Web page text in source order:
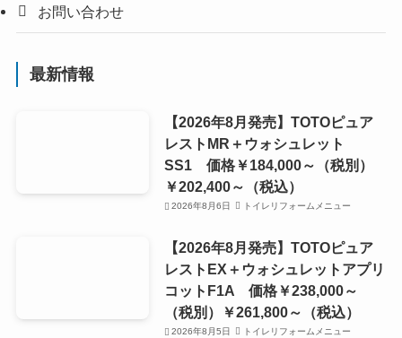
お問い合わせ
最新情報
【2026年8月発売】TOTOピュア
レストMR＋ウォシュレット
SS1 価格￥184,000～（税別）
￥202,400～（税込）
2026年8月6日 トイレリフォームメニュー
【2026年8月発売】TOTOピュア
レストEX＋ウォシュレットアプリ
コットF1A 価格￥238,000～
（税別）￥261,800～（税込）
2026年8月5日 トイレリフォームメニュー